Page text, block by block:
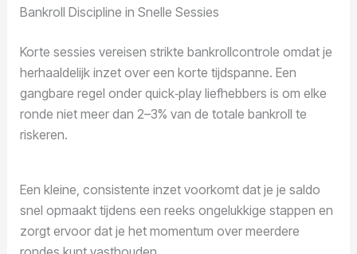
Bankroll Discipline in Snelle Sessies
Korte sessies vereisen strikte bankrollcontrole omdat je
herhaaldelijk inzet over een korte tijdspanne. Een
gangbare regel onder quick‑play liefhebbers is om elke
ronde niet meer dan 2–3% van de totale bankroll te
riskeren.
Een kleine, consistente inzet voorkomt dat je je saldo
snel opmaakt tijdens een reeks ongelukkige stappen en
zorgt ervoor dat je het momentum over meerdere